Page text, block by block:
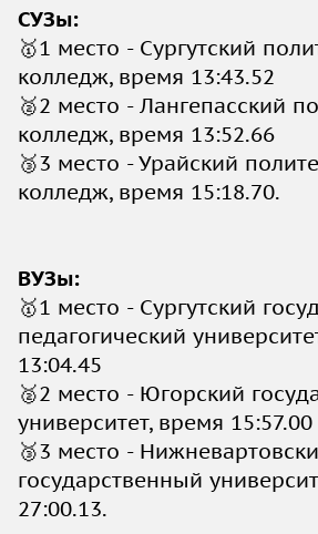
СУЗы:
🥇1 место - Сургутский
колледж, время 13:43.52
🥈2 место - Лангепасский
колледж, время 13:52.66
🥉3 место - Урайский
колледж, время 15:18.70.
ВУЗы:
🥇1 место - Сургутский
педагогический
13:04.45
🥈2 место - Югорский
университет, время 15:57.00
🥉3 место -
государственный
27:00.13.